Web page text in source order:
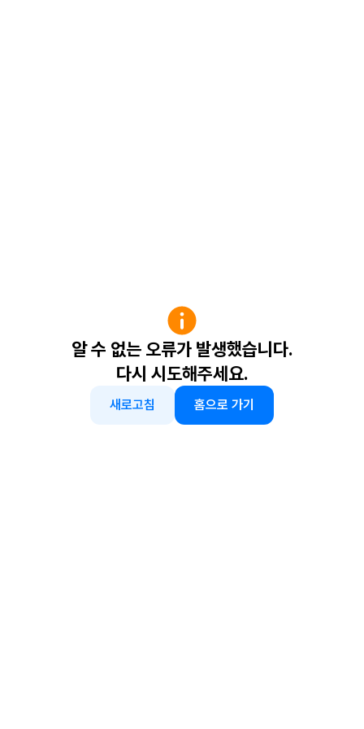
알 수 없는 오류가 발생했습니다.
다시 시도해주세요.
새로고침 홈으로 가기